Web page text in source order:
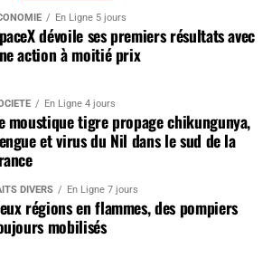
En Ligne 5 jours
dévoile ses premiers résultats avec
action à moitié prix
En Ligne 4 jours
moustique tigre propage chikungunya,
et virus du Nil dans le sud de la
DIVERS En Ligne 7 jours
régions en flammes, des pompiers
mobilisés